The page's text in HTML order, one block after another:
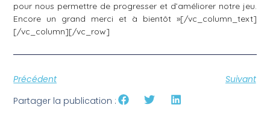
pour nous permettre de progresser et d’améliorer notre jeu.
Encore un grand merci et à bientôt »[/vc_column_text]
[/vc_column][/vc_row]
Précédent
Suivant
Partager la publication :